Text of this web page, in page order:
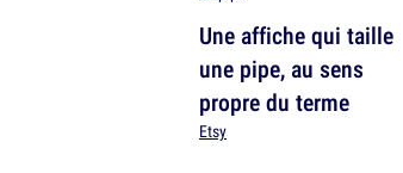
Une affiche qui taille
une pipe, au sens
propre du terme
Etsy